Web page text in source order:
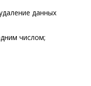
данных
числом;